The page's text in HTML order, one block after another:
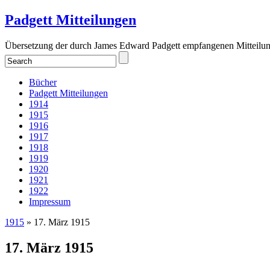
Padgett Mitteilungen
Übersetzung der durch James Edward Padgett empfangenen
Bücher
Padgett Mitteilungen
1914
1915
1916
1917
1918
1919
1920
1921
1922
Impressum
1915 » 17. März 1915
17. März 1915